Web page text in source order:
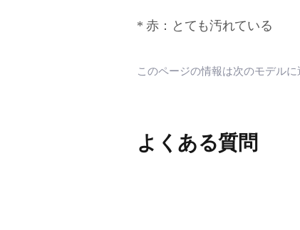
* 赤：とても汚れている
このページの情報は次のモデルに
よくある質問